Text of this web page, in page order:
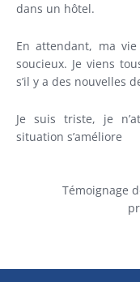
dans un hôtel.
En attendant, ma
soucieux. Je viens
s’il y a des nouvelles
Je suis triste, je
situation s’améliore
Témoignage